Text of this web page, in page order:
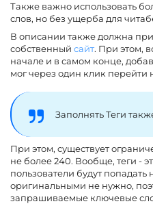
Также важно использовать
слов, но без ущерба для
В описании также должна
собственный сайт. При этом,
начале и в самом конце,
мог через один клик перейти
Заполнять Теги
При этом, существует
не более 240. Вообще, теги -
пользователи будут
оригинальными не нужно,
запрашиваемые ключевые